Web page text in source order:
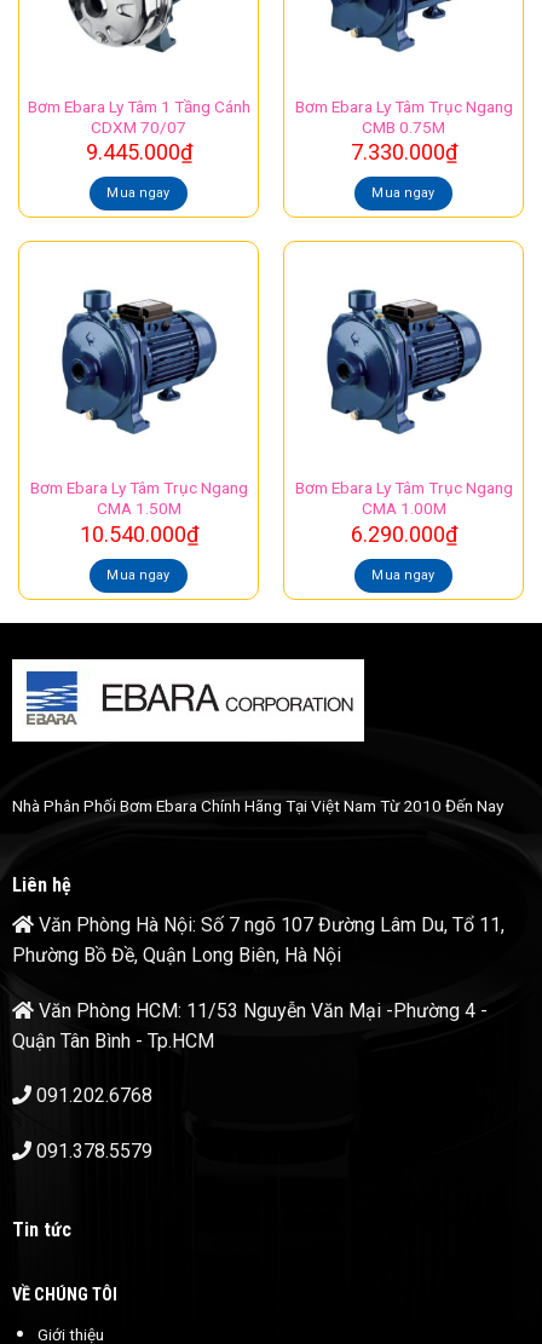
Bơm Ebara Ly Tâm 1 Tầng Cánh
CDXM 70/07
9.445.000₫
Mua ngay
Bơm Ebara Ly Tâm Trục Ngang
CMB 0.75M
7.330.000₫
Mua ngay
Bơm Ebara Ly Tâm Trục Ngang
CMA 1.50M
10.540.000₫
Mua ngay
Bơm Ebara Ly Tâm Trục Ngang
CMA 1.00M
6.290.000₫
Mua ngay
Nhà Phân Phối Bơm Ebara Chính Hãng Tại Việt Nam Từ 2010 Đến Nay
Liên hệ
Văn Phòng Hà Nội: Số 7 ngõ 107 Đường Lâm Du, Tổ 11,
Phường Bồ Đề, Quận Long Biên, Hà Nội
Văn Phòng HCM: 11/53 Nguyễn Văn Mại -Phường 4 -
Quận Tân Bình - Tp.HCM
091.202.6768
091.378.5579
Tin tức
VỀ CHÚNG TÔI
Giới thiệu